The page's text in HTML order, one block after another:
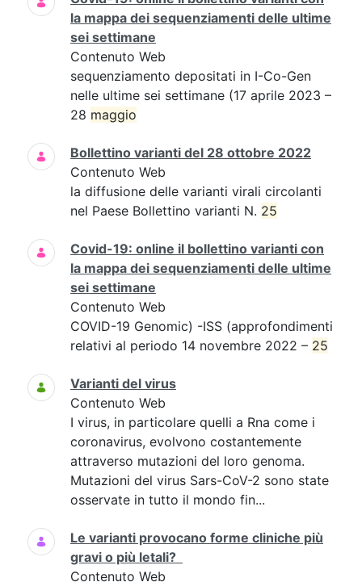
la mappa dei sequenziamenti delle ultime
sei settimane
Contenuto Web
sequenziamento depositati in I-Co-Gen
nelle ultime sei settimane (17 aprile 2023 –
28 maggio
Bollettino varianti del 28 ottobre 2022
Contenuto Web
la diffusione delle varianti virali circolanti
nel Paese Bollettino varianti N. 25
Covid-19: online il bollettino varianti con
la mappa dei sequenziamenti delle ultime
sei settimane
Contenuto Web
COVID-19 Genomic) -ISS (approfondimenti
relativi al periodo 14 novembre 2022 – 25
Varianti del virus
Contenuto Web
I virus, in particolare quelli a Rna come i
coronavirus, evolvono costantemente
attraverso mutazioni del loro genoma.
Mutazioni del virus Sars-CoV-2 sono state
osservate in tutto il mondo fin...
Le varianti provocano forme cliniche più
gravi o più letali?
Contenuto Web